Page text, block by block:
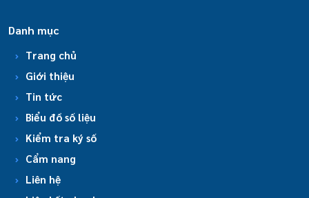
Danh mục
Trang chủ
Giới thiệu
Tin tức
Biểu đồ số liệu
Kiểm tra ký số
Cẩm nang
Liên hệ